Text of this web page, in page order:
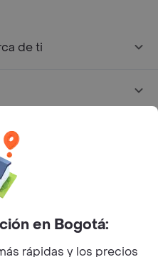
de ti
Instagram
rights reserved.
en Bogotá:
rápidas y los precios